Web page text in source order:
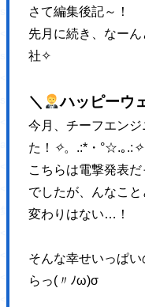
さて編集後記～！
先月に続き、なー
社✧
＼ ハッピーウ
今月、チーフエン
た！ ✧。.:*・°☆.｡.: ✧
こちらは電撃発表
でしたが、んなこ
変わりはない…！
そんな幸せいっぱ
らっ(〃ﾉω)σ
srcset="https://
<source media="(max-
srcset="https://
srcset="https://
<img src="https://
alt="集客・設計"
</picture>
<p class="topNav-txt1">
集客・設計
<use xlink:href="https://
</svg>